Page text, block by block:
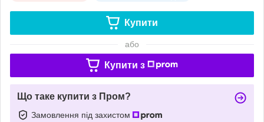
Купити
або
Купити з
Що таке купити з Пром?
Замовлення під захистом